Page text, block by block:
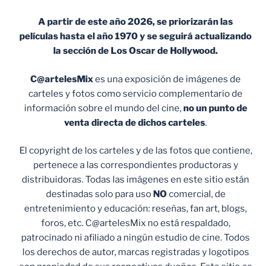
A partir de este año 2026, se priorizarán las
películas hasta el año 1970 y se seguirá actualizando
la sección de Los Oscar de Hollywood.
C@artelesMixes una exposición de imágenes de
carteles y fotos como servicio complementario de
información sobre el mundo del cine,no un punto de
venta directa de dichos carteles.
El copyright de los carteles y de las fotos que contiene,
pertenece a las correspondientes productoras y
distribuidoras. Todas las imágenes en este sitio están
destinadas solo para uso NO comercial, de
entretenimiento y educación: reseñas, fan art, blogs,
foros, etc. C@artelesMix no está respaldado,
patrocinado ni afiliado a ningún estudio de cine. Todos
los derechos de autor, marcas registradas y logotipos